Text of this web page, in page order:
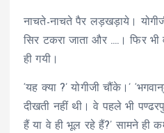
नाचते-नाचते पैर लड़खड़ाये।
सिर टकरा जाता और ….। फिर
ही गयी।
‘यह क्या ?’ योगीजी चौंके।’
दीखती नहीं थी। वे पहले भी
हैं या वे ही भूल रहे हैं?’ सामने ही